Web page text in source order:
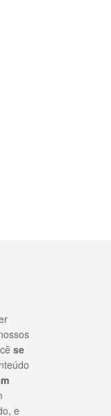
se
e